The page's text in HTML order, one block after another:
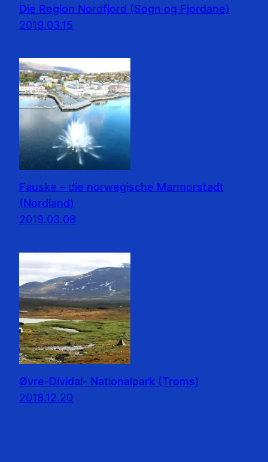
Die Region Nordfjord (Sogn og Fjordane)
2019.03.15
Fauske – die norwegische Marmorstadt
(Nordland)
2019.03.08
Øvre-Dividal- Nationalpark (Troms)
2018.12.20